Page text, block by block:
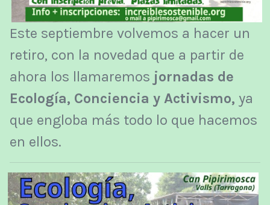
Este septiembre volvemos a hacer un
retiro, con la novedad que a partir de
ahora los llamaremos jornadas de
Ecología, Conciencia y Activismo, ya
que engloba más todo lo que hacemos
en ellos.